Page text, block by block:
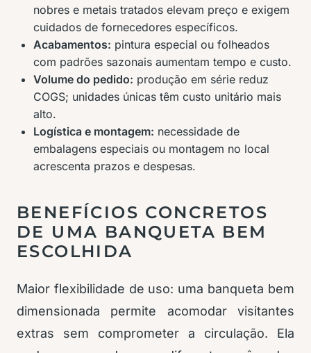
nobres e metais tratados elevam preço e exigem
cuidados de fornecedores específicos.
Acabamentos: pintura especial ou folheados
com padrões sazonais aumentam tempo e custo.
Volume do pedido: produção em série reduz
COGS; unidades únicas têm custo unitário mais
alto.
Logística e montagem: necessidade de
embalagens especiais ou montagem no local
acrescenta prazos e despesas.
BENEFÍCIOS CONCRETOS
DE UMA BANQUETA BEM
ESCOLHIDA
Maior flexibilidade de uso: uma banqueta bem
dimensionada permite acomodar visitantes
extras sem comprometer a circulação. Ela